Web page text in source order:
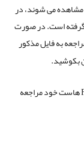
مشاهده می شوند، در
است.در صورت
به فایل مذکور
بکوشید.
هاست خود مراجعه